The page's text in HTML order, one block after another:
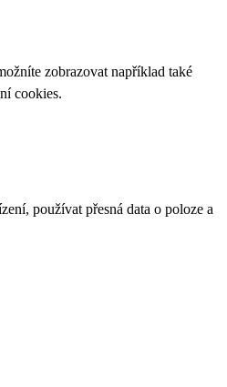
zobrazovat například také
cookies.
používat přesná data o poloze a